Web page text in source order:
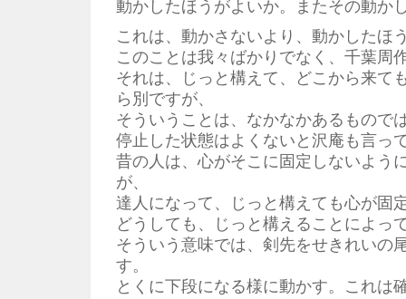
動かしたほうがよいか。またその動か
これは、動かさないより、動かしたほ
このことは我々ばかりでなく、千葉周
それは、じっと構えて、どこから来て
ら別ですが、
そういうことは、なかなかあるもので
停止した状態はよくないと沢庵も言っ
昔の人は、心がそこに固定しないよう
が、
達人になって、じっと構えても心が固
どうしても、じっと構えることによっ
そういう意味では、剣先をせきれいの
す。
とくに下段になる様に動かす。これは